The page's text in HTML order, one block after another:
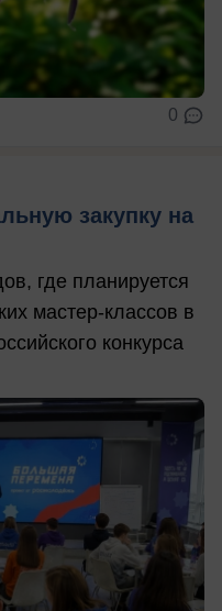
0
закупку на
где планируется
мастер-классов в
конкурса